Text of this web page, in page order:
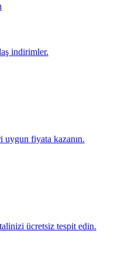
indirimler.
uygun fiyata kazanın.
ücretsiz tespit edin.